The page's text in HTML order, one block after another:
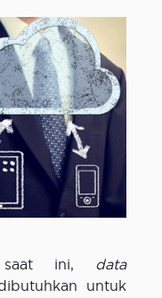
saat ini, data
untuk